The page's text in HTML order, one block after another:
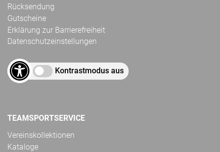
Rücksendung
Gutscheine
Erklärung zur Barrierefreiheit
Datenschutzeinstellungen
Kontrastmodus aus
TEAMSPORTSERVICE
Vereinskollektionen
Kataloge